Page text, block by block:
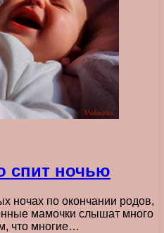
спит ночью
ночах по окончании родов,
мамочки слышат много
что многие…